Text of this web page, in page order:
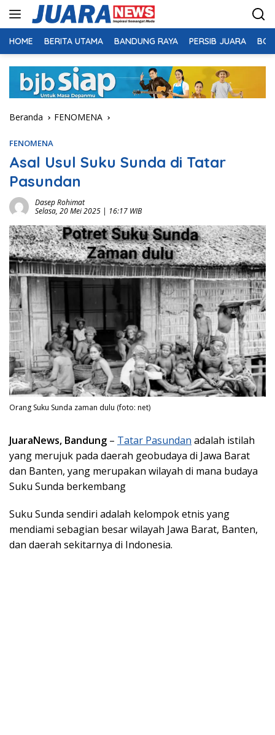
HOME BERITA UTAMA BANDUNG RAYA PERSIB JUARA
Beranda FENOMENA
FENOMENA
Asal Usul Suku Sunda di Tatar
Pasundan
Dasep Rohimat
Selasa, 20 Mei 2025 | 16:17 WIB
Orang Suku Sunda zaman dulu (foto: net)
JuaraNews, Bandung – Tatar Pasundan adalah istilah
yang merujuk pada daerah geobudaya di Jawa Barat
dan Banten, yang merupakan wilayah di mana budaya
Suku Sunda berkembang
Suku Sunda sendiri adalah kelompok etnis yang
mendiami sebagian besar wilayah Jawa Barat, Banten,
dan daerah sekitarnya di Indonesia.